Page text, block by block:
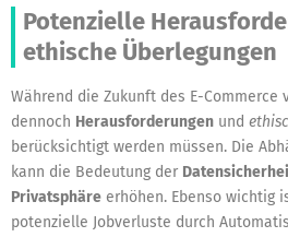
Potenzielle
ethische Überlegungen
Während die Zukunft des E-Commerce
dennoch Herausforderungen und
berücksichtigt werden müssen. Die
kann die Bedeutung der
Privatsphäre erhöhen. Ebenso wichtig
potenzielle Jobverluste durch